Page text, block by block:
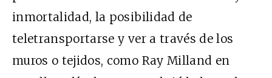
inmortalidad, la posibilidad de
teletransportarse y ver a través de los
muros o tejidos, como Ray Milland en